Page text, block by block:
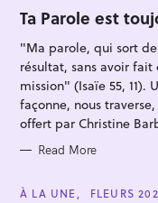
O
R
E
Ta Parole est
"Ma parole, qui sort
résultat, sans avoir
mission" (Isaïe 55, 11).
façonne, nous
offert par Christine
Read More
C
À LA UNE FLEURS